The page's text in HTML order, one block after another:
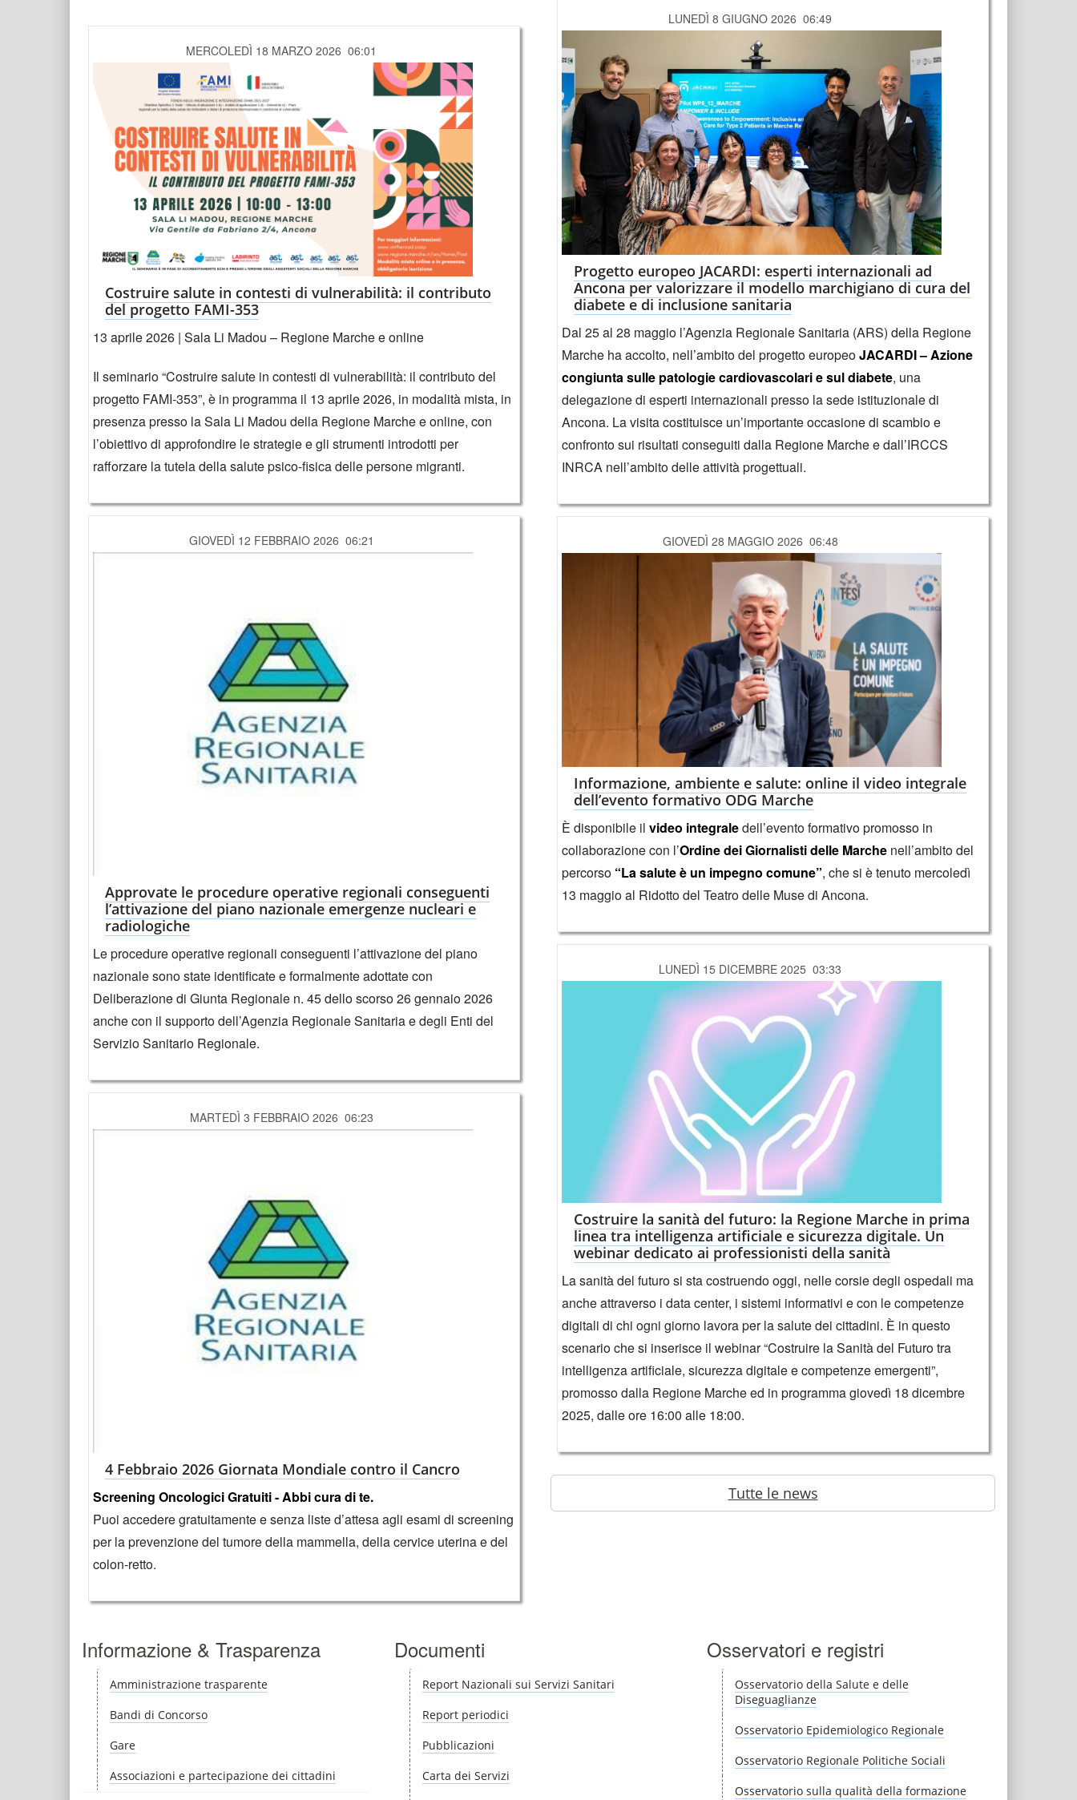
MERCOLEDÌ 18 MARZO 2026 06:01
Costruire salute in contesti di vulnerabilità: il contributo
del progetto FAMI-353
13 aprile 2026 | Sala Li Madou – Regione Marche e online
Il seminario “Costruire salute in contesti di vulnerabilità: il contributo del
progetto FAMI-353”, è in programma il 13 aprile 2026, in modalità mista, in
presenza presso la Sala Li Madou della Regione Marche e online, con
l’obiettivo di approfondire le strategie e gli strumenti introdotti per
rafforzare la tutela della salute psico-fisica delle persone migranti.
GIOVEDÌ 12 FEBBRAIO 2026 06:21
Approvate le procedure operative regionali conseguenti
l’attivazione del piano nazionale emergenze nucleari e
radiologiche
Le procedure operative regionali conseguenti l’attivazione del piano
nazionale sono state identificate e formalmente adottate con
Deliberazione di Giunta Regionale n. 45 dello scorso 26 gennaio 2026
anche con il supporto dell’Agenzia Regionale Sanitaria e degli Enti del
Servizio Sanitario Regionale.
MARTEDÌ 3 FEBBRAIO 2026 06:23
4 Febbraio 2026 Giornata Mondiale contro il Cancro
Screening Oncologici Gratuiti - Abbi cura di te.
Puoi accedere gratuitamente e senza liste d’attesa agli esami di screening
per la prevenzione del tumore della mammella, della cervice uterina e del
colon-retto.
LUNEDÌ 8 GIUGNO 2026 06:49
Progetto europeo JACARDI: esperti internazionali ad
Ancona per valorizzare il modello marchigiano di cura del
diabete e di inclusione sanitaria
Dal 25 al 28 maggio l’Agenzia Regionale Sanitaria (ARS) della Regione
Marche ha accolto, nell’ambito del progetto europeoJACARDI – Azione
congiunta sulle patologie cardiovascolari e sul diabete, una
delegazione di esperti internazionali presso la sede istituzionale di
Ancona. La visita costituisce un’importante occasione di scambio e
confronto sui risultati conseguiti dalla Regione Marche e dall’IRCCS
INRCA nell’ambito delle attività progettuali.
GIOVEDÌ 28 MAGGIO 2026 06:48
Informazione, ambiente e salute: online il video integrale
dell’evento formativo ODG Marche
È disponibile il video integraledell’evento formativo promosso in
collaborazione con l’Ordine dei Giornalisti delle Marche nell’ambito del
percorso “La salute è un impegno comune”, che si è tenuto mercoledì
13 maggio al Ridotto del Teatro delle Muse di Ancona.
LUNEDÌ 15 DICEMBRE 2025 03:33
Costruire la sanità del futuro: la Regione Marche in prima
linea tra intelligenza artificiale e sicurezza digitale. Un
webinar dedicato ai professionisti della sanità
La sanità del futuro si sta costruendo oggi, nelle corsie degli ospedali ma
anche attraverso i data center, i sistemi informativi e con le competenze
digitali di chi ogni giorno lavora per la salute dei cittadini. È in questo
scenario che si inserisce il webinar “Costruire la Sanità del Futuro tra
intelligenza artificiale, sicurezza digitale e competenze emergenti”,
promosso dalla Regione Marche ed in programma giovedì 18 dicembre
2025, dalle ore 16:00 alle 18:00.
Tutte le news
Informazione & Trasparenza
Amministrazione trasparente
Bandi di Concorso
Gare
Associazioni e partecipazione dei cittadini
Documenti
Report Nazionali sui Servizi Sanitari
Report periodici
Pubblicazioni
Carta dei Servizi
Osservatori e registri
Osservatorio della Salute e delle
Diseguaglianze
Osservatorio Epidemiologico Regionale
Osservatorio Regionale Politiche Sociali
Osservatorio sulla qualità della formazione